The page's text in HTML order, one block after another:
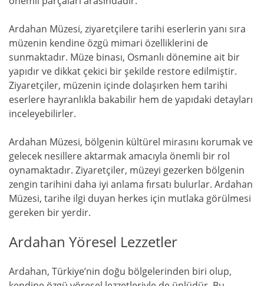
Ardahan Müzesi, ziyaretçilere tarihi eserlerin yanı sıra
müzenin kendine özgü mimari özelliklerini de
sunmaktadır. Müze binası, Osmanlı dönemine ait bir
yapıdır ve dikkat çekici bir şekilde restore edilmiştir.
Ziyaretçiler, müzenin içinde dolaşırken hem tarihi
eserlere hayranlıkla bakabilir hem de yapıdaki detayları
inceleyebilirler.
Ardahan Müzesi, bölgenin kültürel mirasını korumak ve
gelecek nesillere aktarmak amacıyla önemli bir rol
oynamaktadır. Ziyaretçiler, müzeyi gezerken bölgenin
zengin tarihini daha iyi anlama fırsatı bulurlar. Ardahan
Müzesi, tarihe ilgi duyan herkes için mutlaka görülmesi
gereken bir yerdir.
Ardahan Yöresel Lezzetler
Ardahan, Türkiye’nin doğu bölgelerinden biri olup,